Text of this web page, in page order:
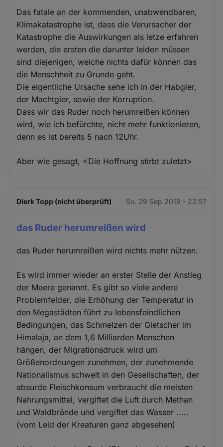
Das fatale an der kommenden, unabwendbaren,
Klimakatastrophe ist, dass die Verursacher der
Katastrophe die Auswirkungen als letze erfahren
werden, die ersten die darunter leiden müssen
sind diejenigen, welche nichts dafür können das
die Menschheit zu Grunde geht.
Die eigentliche Ursache sehe ich in der Habgier,
der Machtgier, sowie der Korruption.
Dass wir das Ruder noch herumreißen können
wird, wie ich befürchte, nicht mehr funktionieren,
denn es ist bereits 5 nach 12Uhr.
Aber wie gesagt, <Die Hoffnung stirbt zuletzt>
Dierk Topp (nicht überprüft) So. 29 Sep 2019 - 22:57
das Ruder herumreißen wird
das Ruder herumreißen wird nichts mehr nützen.
Es wird immer wieder an erster Stelle der Anstieg
der Meere genannt. Es gibt so viele andere
Problemfelder, die Erhöhung der Temperatur in
den Megastädten führt zu lebensfeindlichen
Bedingungen, das Schmelzen der Gletscher im
Himalaja, an dem 1,6 Milliarden Menschen
hängen, der Migrationsdruck wird um
Größenordnungen zunehmen, der zunehmende
Nationalismus schwelt in den Gesellschaften, der
absurde Fleischkonsum verbraucht die meisten
Nahrungsmittel, vergiftet die Luft durch Methan
und Waldbrände und vergiftet das Wasser .....
(vom Leid der Kreaturen ganz abgesehen)